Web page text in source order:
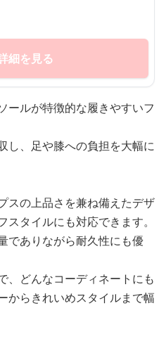
細を見る
ールが特徴的な履きやすいフ
し、足や膝への負担を大幅に
スの上品さを兼ね備えたデザ
タイルにも対応できます。
でありながら耐久性にも優
、どんなコーディネートにも
からきれいめスタイルまで幅